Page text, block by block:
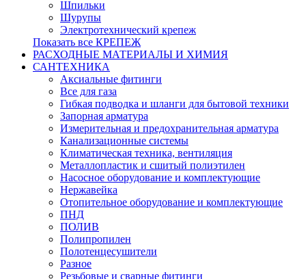
Шпильки
Шурупы
Электротехнический крепеж
Показать все КРЕПЕЖ
РАСХОДНЫЕ МАТЕРИАЛЫ И ХИМИЯ
САНТЕХНИКА
Аксиальные фитинги
Все для газа
Гибкая подводка и шланги для бытовой техники
Запорная арматура
Измерительная и предохранительная арматура
Канализационные системы
Климатическая техника, вентиляция
Металлопластик и сшитый полиэтилен
Насосное оборудование и комплектующие
Нержавейка
Отопительное оборудование и комплектующие
ПНД
ПОЛИВ
Полипропилен
Полотенцесушители
Разное
Резьбовые и сварные фитинги